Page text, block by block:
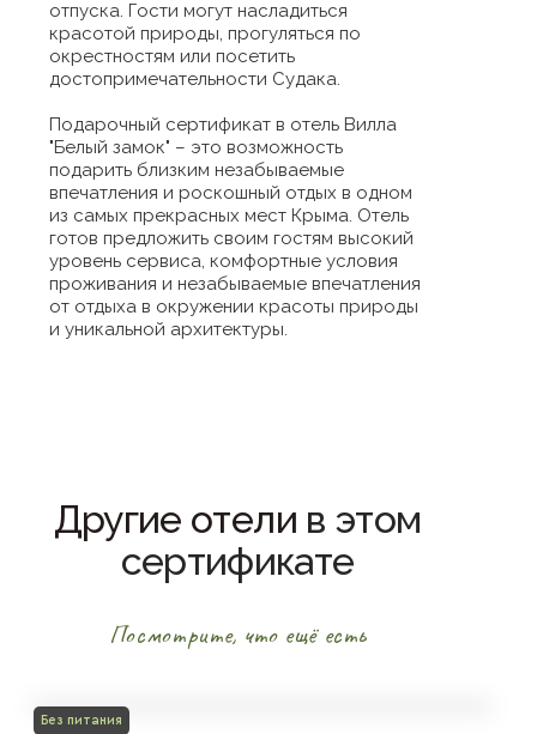
отпуска. Гости могут насладиться
красотой природы, прогуляться по
окрестностям или посетить
достопримечательности Судака.
Подарочный сертификат в отель Вилла
"Белый замок" – это возможность
подарить близким незабываемые
впечатления и роскошный отдых в одном
из самых прекрасных мест Крыма. Отель
готов предложить своим гостям высокий
уровень сервиса, комфортные условия
проживания и незабываемые впечатления
от отдыха в окружении красоты природы
и уникальной архитектуры.
Другие отели в этом
сертификате
Посмотрите, что ещё есть
Без питания